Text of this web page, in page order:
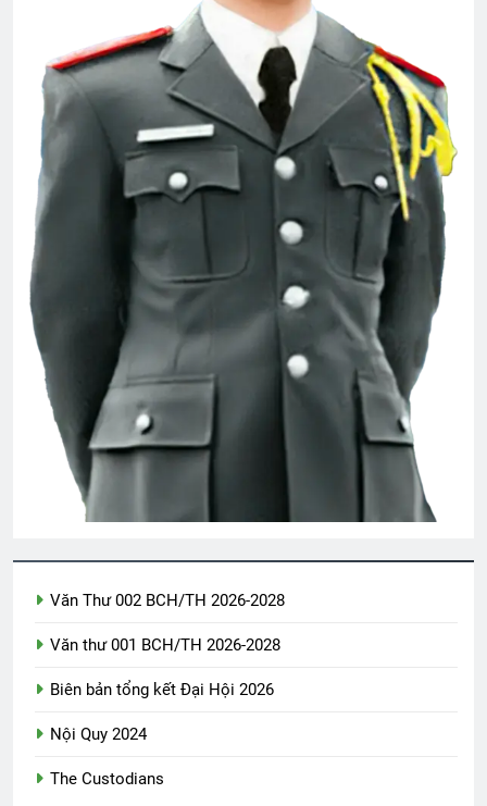
HẠNH PHÚC ĐƠN SƠ
3 Years Ago
Xuân về: Nhớ em, nhớ “poncho” và
“cơm sấy”
3 Years Ago
Đón Xuân
2 Years Ago
Tình Anh Lính Chiến
2 Years Ago
TÁM BỢM RƯỢU (Đỗ Phủ)
3 Years Ago
Thăm CSVSQ Lê Văn Thời K20
CTBCTY Tập III chương 25
Văn Thư 002 BCH/TH 2026-2028
Văn thư 001 BCH/TH 2026-2028
Biên bản tổng kết Đại Hội 2026
Nội Quy 2024
The Custodians